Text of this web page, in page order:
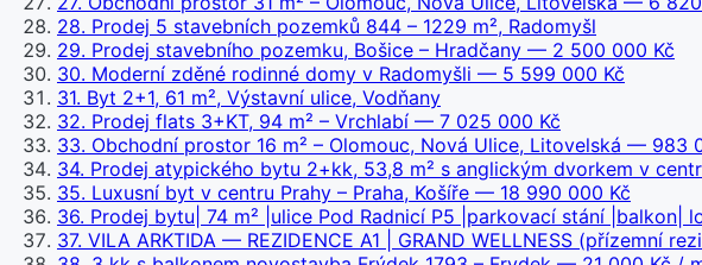
28. Prodej 5 stavebních pozemků 844 – 1229 m², Radomyšl
29. Prodej stavebního pozemku, Bošice – Hradčany — 2 500 000 Kč
30. Moderní zděné rodinné domy v Radomyšli — 5 599 000 Kč
31. Byt 2+1, 61 m², Výstavní ulice, Vodňany
32. Prodej flats 3+KT, 94 m² – Vrchlabí — 7 025 000 Kč
33. Obchodní prostor 16 m² – Olomouc, Nová Ulice, Litovelská — 983
34. Prodej atypického bytu 2+kk, 53,8 m² s anglickým dvorkem v
35. Luxusní byt v centru Prahy – Praha, Košíře — 18 990 000 Kč
36. Prodej bytu| 74 m² |ulice Pod Radnicí P5 |parkovací stání |balkon|
37. VILA ARKTIDA — REZIDENCE A1 | GRAND WELLNESS (přízemní